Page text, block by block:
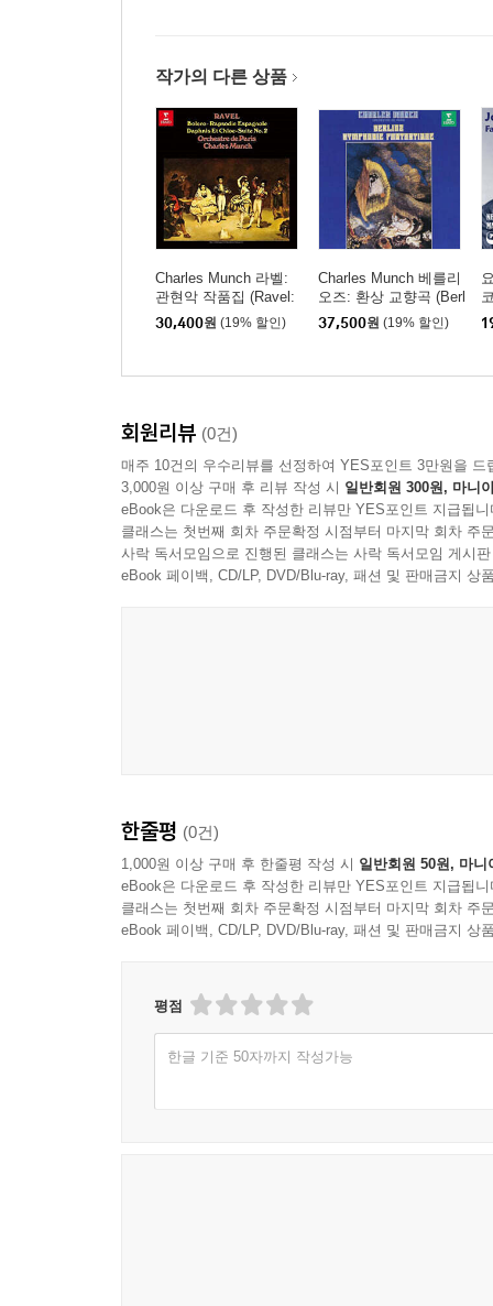
작가의 다른 상품
Charles Munch 라벨:
관현악 작품집 (Ravel:
Bolero) [UHQCD]
30,400원 (19% 할인)
Charles Munch 베를리
오즈: 환상 교향곡 (Berl
ioz: Symphonie Fantas
tique) [SACD]
37,500원 (19% 할인)
회원리뷰 (0건)
매주 10건의 우수리뷰를 선정하여 YES포인트 3만원을 드
3,000원 이상 구매 후 리뷰 작성 시 일반회원 300원, 마니
eBook은 다운로드 후 작성한 리뷰만 YES포인트 지급됩니
클래스는 첫번째 회차 주문확정 시점부터 마지막 회차 주
사락 독서모임으로 진행된 클래스는 사락 독서모임 게시
eBook 페이백, CD/LP, DVD/Blu-ray, 패션 및 판매금지 상
한줄평 (0건)
1,000원 이상 구매 후 한줄평 작성 시 일반회원 50원, 마니
eBook은 다운로드 후 작성한 리뷰만 YES포인트 지급됩니
클래스는 첫번째 회차 주문확정 시점부터 마지막 회차 주
eBook 페이백, CD/LP, DVD/Blu-ray, 패션 및 판매금지 상
평점
한글 기준 50자까지 작성가능